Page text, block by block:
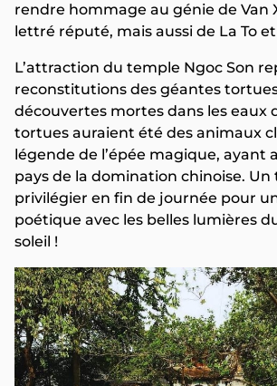
rendre hommage au génie de Van
lettré réputé, mais aussi de La To
L’attraction du temple Ngoc Son
reconstitutions des géantes tortues
découvertes mortes dans les eaux
tortues auraient été des animaux
légende de l’épée magique, ayant
pays de la domination chinoise. Un
privilégier en fin de journée pour
poétique avec les belles lumières
soleil !